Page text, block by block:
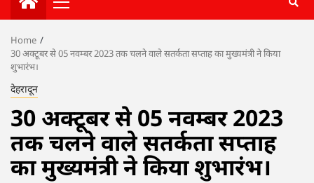
Primary
Menu
Home
30 अक्टूबर से 05 नवम्बर 2023 तक चलने वाले सतर्कता सप्ताह का मुख्यमंत्री ने किया
शुभारंभ।
देहरादून
30 अक्टूबर से 05 नवम्बर 2023
तक चलने वाले सतर्कता सप्ताह
का मुख्यमंत्री ने किया शुभारंभ।